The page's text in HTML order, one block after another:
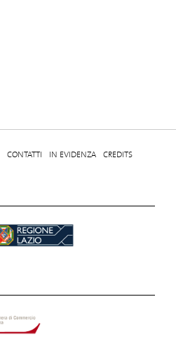
CONTATTI IN EVIDENZA CREDITS